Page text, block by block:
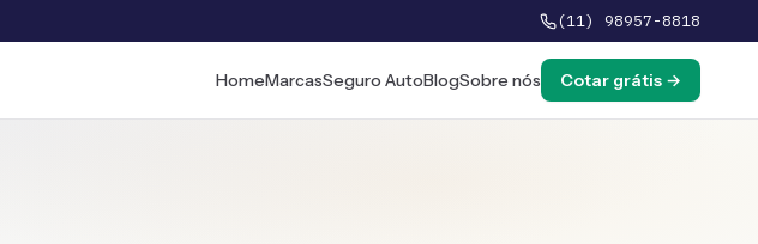
(11) 98957-8818
HomeMarcasSeguro AutoBlogSobre nós Cotar grátis →